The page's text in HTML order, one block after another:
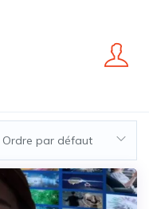
Ordre par défaut